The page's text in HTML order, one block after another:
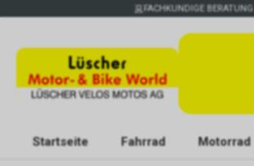
FACHKUNDIGE BERATUNG
Startseite Fahrrad Motorrad